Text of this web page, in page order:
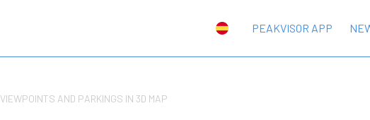
PEAKVISOR APP
VIEWPOINTS AND PARKINGS IN 3D MAP